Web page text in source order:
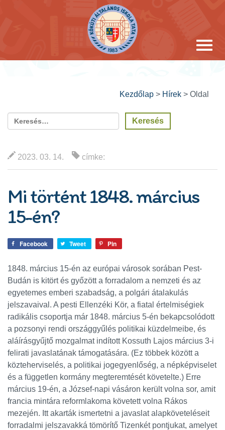
Kezdőlap > Hírek > Oldal
2023. 03. 14. címke:
Mi történt 1848. március
15-én?
Facebook Tweet Pin
1848. március 15-én az európai városok sorában Pest-
Budán is kitört és győzött a forradalom a nemzeti és az
egyetemes emberi szabadság, a polgári átalakulás
jelszavaival. A pesti Ellenzéki Kör, a fiatal értelmiségiek
radikális csoportja már 1848. március 5-én bekapcsolódott
a pozsonyi rendi országgyűlés politikai küzdelmeibe, és
aláírásgyűjtő mozgalmat indított Kossuth Lajos március 3-i
felirati javaslatának támogatására. (Ez többek között a
közteherviselés, a politikai jogegyenlőség, a népképviselet
és a független kormány megteremtését követelte.) Erre
március 19-én, a József-napi vásáron került volna sor, amit
francia mintára reformlakoma követett volna Rákos
mezején. Itt akarták ismertetni a javaslat alapköveteléseit
forradalmi jelszavakká tömörítő Tizenkét pontjukat, amelyet